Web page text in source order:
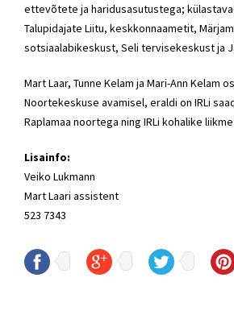
ettevõtete ja haridusasutustega;
Talupidajate Liitu, keskkonnaametit,
sotsiaalabikeskust, Seli tervisekeskust ja
Mart Laar, Tunne Kelam ja Mari-Ann Kelam
Noortekeskuse avamisel, eraldi on IRLi
Raplamaa noortega ning IRLi kohalike
Lisainfo:
Veiko Lukmann
Mart Laari assistent
523 7343